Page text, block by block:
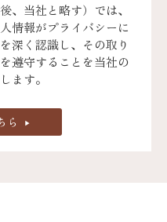
、当社と略す）では、
情報がプライバシーに
深く認識し、その取り
遵守することを当社の
ます。
ら